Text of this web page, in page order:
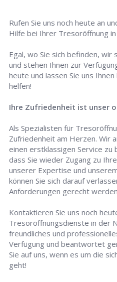
Rufen Sie uns noch heute an
Hilfe bei Ihrer Tresoröffnung
Egal, wo Sie sich befinden,
und stehen Ihnen zur
heute und lassen Sie uns
helfen!
Ihre Zufriedenheit ist unser
Als Spezialisten für
Zufriedenheit am Herzen. Wir
einen erstklassigen Service zu
dass Sie wieder Zugang zu
unserer Expertise und
können Sie sich darauf
Anforderungen gerecht
Kontaktieren Sie uns noch
Tresoröffnungsdienste in der
freundliches und
Verfügung und beantwortet
Sie auf uns, wenn es um die
geht!